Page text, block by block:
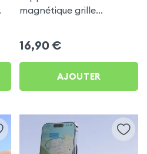
magnétique grille
16,90 €
AJOUTER